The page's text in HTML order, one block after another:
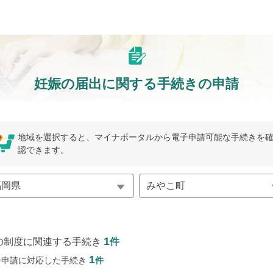
妊娠の届出に関する手続きの申請
地域を選択すると、マイナポータルから電子申請可能な手続きを確
認できます。
制度に関連する手続き 1件
請に対応した手続き 1件